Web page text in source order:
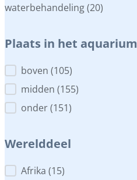
waterbehandeling(20)
Plaats in het aquarium
Plaats in het aquarium
boven (105)
midden (155)
onder(151)
Werelddeel
Werelddeel
Afrika (15)